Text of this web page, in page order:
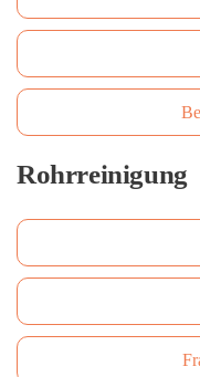
Rohrreinigung